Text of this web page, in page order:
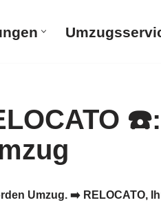
Umzug. ➡️ RELOCATO,